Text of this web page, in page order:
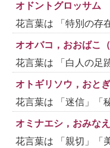
オドントグロッサム
花言葉は 「特別の存
オオバコ，おおばこ（
花言葉は 「白人の足
オトギリソウ，おと
花言葉は 「迷信」「
オミナエシ，おみな
花言葉は 「親切」「